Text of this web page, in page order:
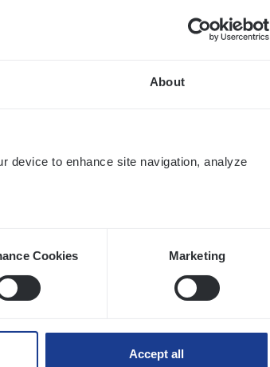
About
device to enhance site navigation, analyze
Cookies Marketing
Accept all
Mathias
dossiers
Thalia
games